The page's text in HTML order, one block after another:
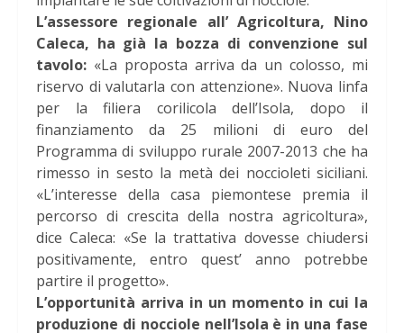
L’assessore regionale all’ Agricoltura, Nino
Caleca, ha già la bozza di convenzione sul
tavolo: «La proposta arriva da un colosso, mi
riservo di valutarla con attenzione». Nuova linfa
per la filiera corilicola dell’Isola, dopo il
finanziamento da 25 milioni di euro del
Programma di sviluppo rurale 2007-2013 che ha
rimesso in sesto la metà dei noccioleti siciliani.
«L’interesse della casa piemontese premia il
percorso di crescita della nostra agricoltura»,
dice Caleca: «Se la trattativa dovesse chiudersi
positivamente, entro quest’ anno potrebbe
partire il progetto».
L’opportunità arriva in un momento in cui la
produzione di nocciole nell’Isola è in una fase